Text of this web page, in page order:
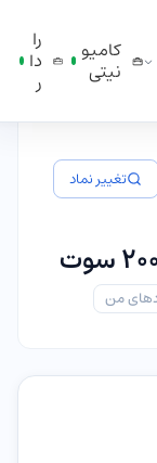
کامیو
نیتی
را
دا
ر
تغییر نماد
من